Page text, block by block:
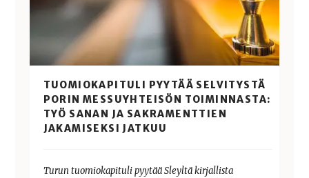
TUOMIOKAPITULI PYYTÄÄ SELVITYSTÄ
PORIN MESSUYHTEISÖN TOIMINNASTA:
TYÖ SANAN JA SAKRAMENTTIEN
JAKAMISEKSI JATKUU
Turun tuomiokapituli pyytää Sleyltä kirjallista